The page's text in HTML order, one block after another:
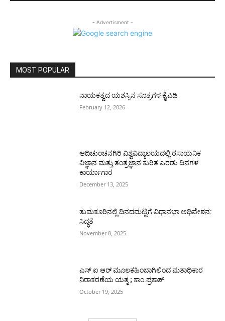
- Advertisment -
MOST POPULAR
ನಾಯಕತ್ವದ ಯಶಸ್ಸಿನ ಸೂತ್ರಗಳ ಕೈಪಿಡಿ
February 12, 2026
ಆದಿಚುಂಚನಗಿರಿ ವಿಶ್ವವಿದ್ಯಾಲಯದಲ್ಲಿ ರಸಾಯನಿಕ
ವಿಜ್ಞಾನ ಮತ್ತು ತಂತ್ರಜ್ಞಾನ ಕುರಿತ ಎರಡು ದಿನಗಳ
ಕಾರ್ಯಾಗಾರ
December 13, 2025
ತುಮಕೂರಿನಲ್ಲಿ ದಿನದಮಟ್ಟಿಗೆ ವಿಧಾನಭಾ ಅಧಿವೇಶನ:
ಸಿದ್ಧತೆ
November 8, 2025
ಎಸ್ ಐ ಆರ್ ಮೂಲಕಹಿಂಬಾಗಿಲಿಂದ ಮತಾಧಿಕಾರ
ನಿರಾಕರಣೆಯ ಯತ್ನ ; ಕಾಂ.ಪ್ರಕಾಶ್
October 19, 2025